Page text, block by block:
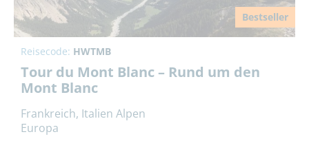
Bestseller
Reisecode: HWTMB
Tour du Mont Blanc – Rund um den
Mont Blanc
Frankreich, Italien Alpen
Europa